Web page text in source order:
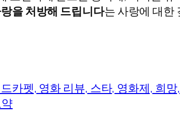
을 처방해 드립니다는 사랑에 대한
카펫, 영화 리뷰, 스타, 영화제, 희